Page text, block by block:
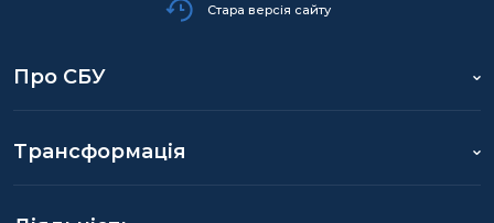
Стара версія сайту
Про СБУ
Трансформація